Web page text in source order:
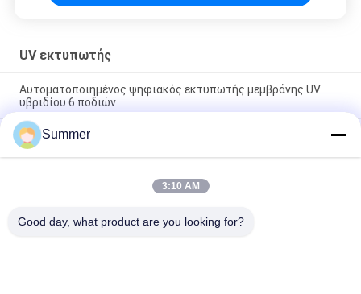
UV εκτυπωτής
Αυτοματοποιημένος ψηφιακός εκτυπωτής μεμβράνης UV
υβριδίου 6 ποδιών
Τυπογραφία σε επίπεδα στρώματα από κυλίνδρους σε
κυλίνδρους Υβριδικός εκτυπωτής για αφίσες Διαφήμιση
Ηλεκτρονικά διακοσμητικά υλικά Εργασία
Ψηφιακή υψηλής ποιότητας συσκευή εκτύπωσης σήματος με
Summer
3:10 AM
Good day, what product are you looking for?